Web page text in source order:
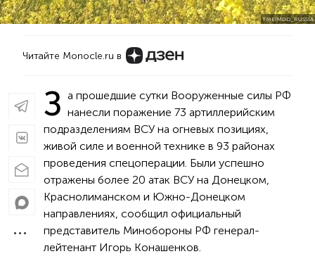
T.ME/MOD_RUSSIA
Читайте Monocle.ru в
З а прошедшие сутки Вооруженные силы РФ
нанесли поражение 73 артиллерийским
подразделениям ВСУ на огневых позициях,
живой силе и военной технике в 93 районах
проведения спецоперации. Были успешно
отражены более 20 атак ВСУ на Донецком,
Краснолиманском и Южно-Донецком
направлениях, сообщил официальный
представитель Минобороны РФ генерал-
лейтенант Игорь Конашенков.